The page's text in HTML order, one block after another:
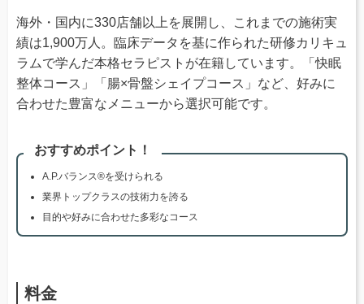
海外・国内に330店舗以上を展開し、これまでの施術実
績は1,900万人。臨床データを基に作られた研修カリキュ
ラムで学んだ本格セラピストが在籍しています。「快眠
整体コース」「腸×骨盤シェイプコース」など、好みに
合わせた豊富なメニューから選択可能です。
おすすめポイント！
A.P.バランス®を受けられる
業界トップクラスの技術力を誇る
目的や好みに合わせた多彩なコース
料金